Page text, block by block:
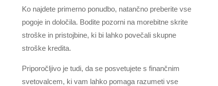
Ko najdete primerno ponudbo, natančno preberite vse
pogoje in določila. Bodite pozorni na morebitne skrite
stroške in pristojbine, ki bi lahko povečali skupne
stroške kredita.
Priporočljivo je tudi, da se posvetujete s finančnim
svetovalcem, ki vam lahko pomaga razumeti vse